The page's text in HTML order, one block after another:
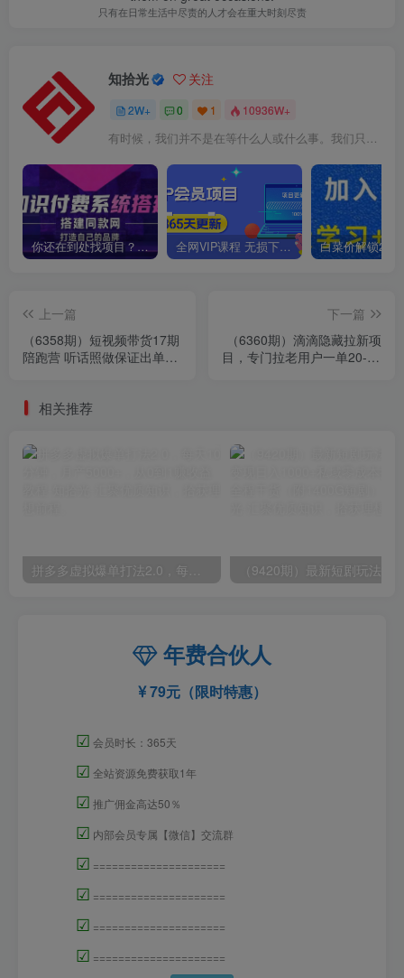
只有在日常生活中尽责的人才会在重大时刻尽责
知拾光 关注
2W+ 0 1 10936W+
有时候，我们并不是在等什么人或什么事。我们只是在静待岁月改变自己
你还在到处找项目？还在当韭菜？我靠卖项目一个月收入5万+，曾经我也是个失败者。 全网VIP课程 无损下载~
上一篇
（6358期）短视频带货17期
陪跑营 听话照做保证出单
下一篇
（6360期）滴滴隐藏拉新项
目，专门拉老用户一单20-50
相关推荐
年费合伙人
79元（限时特惠）
☑ 会员时长：365天
☑ 全站资源免费获取1年
☑ 推广佣金高达50％
☑ 内部会员专属【微信】交流群
☑ =====================
☑ =====================
☑ =====================
☑ =====================